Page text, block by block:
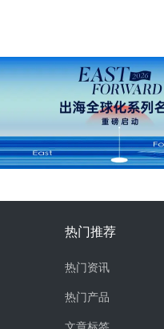
热门推荐
热门资讯
热门产品
文章标签